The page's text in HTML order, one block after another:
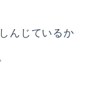
んじているか